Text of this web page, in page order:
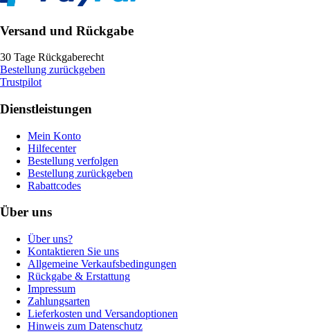
Versand und Rückgabe
30 Tage Rückgaberecht
Bestellung zurückgeben
Trustpilot
Dienstleistungen
Mein Konto
Hilfecenter
Bestellung verfolgen
Bestellung zurückgeben
Rabattcodes
Über uns
Über uns?
Kontaktieren Sie uns
Allgemeine Verkaufsbedingungen
Rückgabe & Erstattung
Impressum
Zahlungsarten
Lieferkosten und Versandoptionen
Hinweis zum Datenschutz